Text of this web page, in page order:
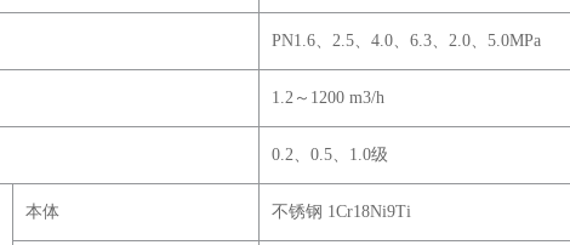
PN1.6、2.5、4.0、6.3、2.0、5.0MPa
1.2 ～1200 m3/h
0.2、0.5、1.0级
本体 不锈钢 1Cr18Ni9Ti